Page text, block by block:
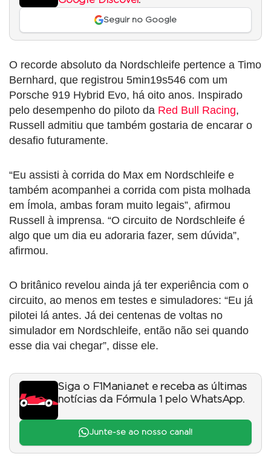
Seguir no Google
O recorde absoluto da Nordschleife pertence a Timo
Bernhard, que registrou 5min19s546 com um
Porsche 919 Hybrid Evo, há oito anos. Inspirado
pelo desempenho do piloto da Red Bull Racing,
Russell admitiu que também gostaria de encarar o
desafio futuramente.
“Eu assisti à corrida do Max em Nordschleife e
também acompanhei a corrida com pista molhada
em Ímola, ambas foram muito legais”, afirmou
Russell à imprensa. “O circuito de Nordschleife é
algo que um dia eu adoraria fazer, sem dúvida”,
afirmou.
O britânico revelou ainda já ter experiência com o
circuito, ao menos em testes e simuladores: “Eu já
pilotei lá antes. Já dei centenas de voltas no
simulador em Nordschleife, então não sei quando
esse dia vai chegar”, disse ele.
Siga o F1Mania.net e receba as últimas
notícias da Fórmula 1 pelo WhatsApp.
Junte-se ao nosso canal!